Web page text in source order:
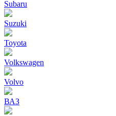
Subaru
Suzuki
Toyota
Volkswagen
Volvo
ВАЗ